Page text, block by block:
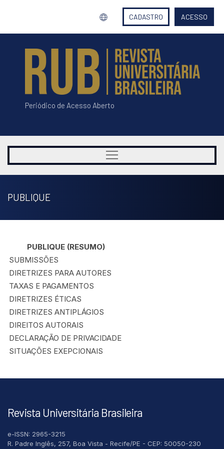
CADASTRO ACESSO
Periódico de Acesso Aberto
PUBLIQUE
PUBLIQUE (RESUMO)
SUBMISSÕES
DIRETRIZES PARA AUTORES
TAXAS E PAGAMENTOS
DIRETRIZES ÉTICAS
DIRETRIZES ANTIPLÁGIOS
DIREITOS AUTORAIS
DECLARAÇÃO DE PRIVACIDADE
SITUAÇÕES EXEPCIONAIS
Revista Universitária Brasileira
e-ISSN: 2965-3215
R. Padre Inglês, 257, Boa Vista - Recife/PE - CEP: 50050-230